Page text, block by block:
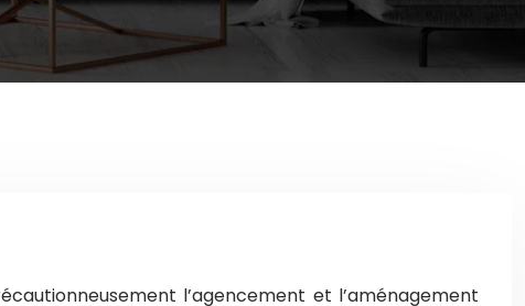
l’agencement et l’aménagement